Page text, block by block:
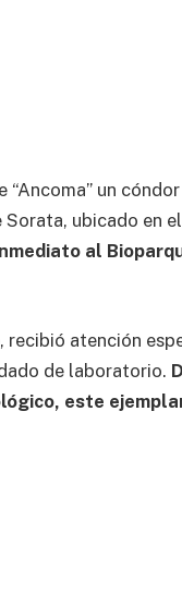
un
ubicado en
al
atención
de laboratorio.
este